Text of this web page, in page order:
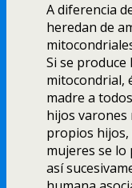
A diferencia
heredan de
Si se
mitocondrial,
madre a
hijos varones
propios hijos,
mujeres se lo
así